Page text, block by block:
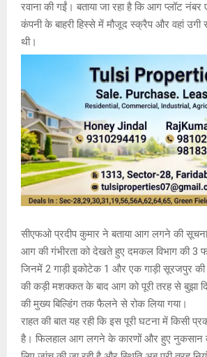
रवाना की गईं। बताया जा रहा है कि आग प्लॉट
कंपनी के बाहरी हिस्से में मौजूद स्क्रैप और वहां
थी।
सीएफओ प्रदीप कुमार ने बताया आग लगने की सूचना
आग की गंभीरता को देखते हुए दमकल विभाग की 3
जिनमें 2 गाड़ी इकोटेक 1 और एक गाड़ी सूरजपुर
की कड़ी मशक्कत के बाद आग को पूरी तरह से बुझा
की मुख्य बिल्डिंग तक फैलने से रोक लिया गया।
राहत की बात यह रही कि इस पूरी घटना में किसी
है। फिलहाल आग लगने के कारणों और हुए